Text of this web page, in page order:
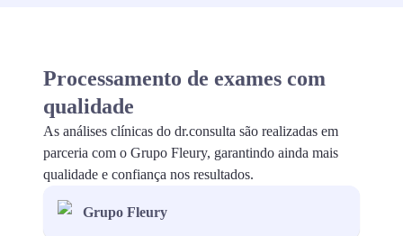
Processamento de exames com
qualidade
As análises clínicas do dr.consulta são realizadas em
parceria com o Grupo Fleury, garantindo ainda mais
qualidade e confiança nos resultados.
Grupo Fleury